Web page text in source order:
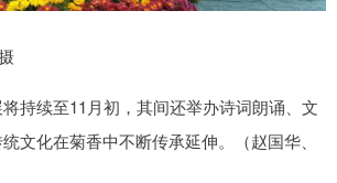
持续至11月初，其间还举办诗词朗诵、文
文化在菊香中不断传承延伸。（赵国华、